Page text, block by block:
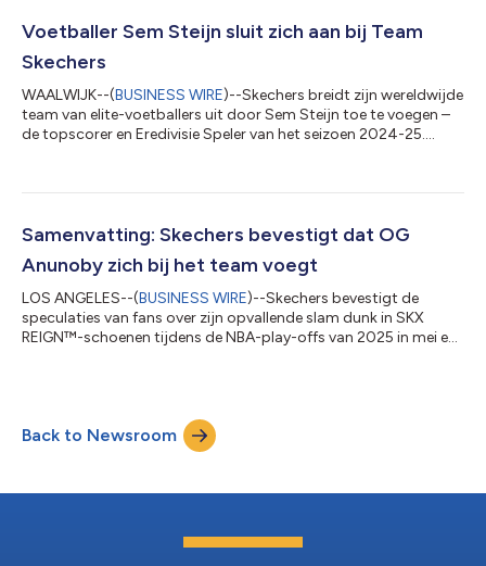
ondersteuning door de bestaande teams zullen een soepele
overgang mogelijk maken, terwijl de innovatieve nieu...
Voetballer Sem Steijn sluit zich aan bij Team
Skechers
WAALWIJK--(BUSINESS WIRE)--Skechers breidt zijn wereldwijde
team van elite-voetballers uit door Sem Steijn toe te voegen –
de topscorer en Eredivisie Speler van het seizoen 2024-25.
ondersteuning van Skechers Football. “Ik ben blij om deel uit te
woord ‘familie’ spreekt me in het bijzonder aan, omdat ik vanaf
Samenvatting: Skechers bevestigt dat OG
Anunoby zich bij het team voegt
LOS ANGELES--(BUSINESS WIRE)--Skechers bevestigt de
speculaties van fans over zijn opvallende slam dunk in SKX
REIGN™-schoenen tijdens de NBA-play-offs van 2025 in mei en
Skechers-basketbalschoenen spelen, maar ook te zien zijn in de
wereldwijde marketingcampagnes van het merk. Anunoby
vertegenwoordigt het merk op een Eu...
Back to Newsroom